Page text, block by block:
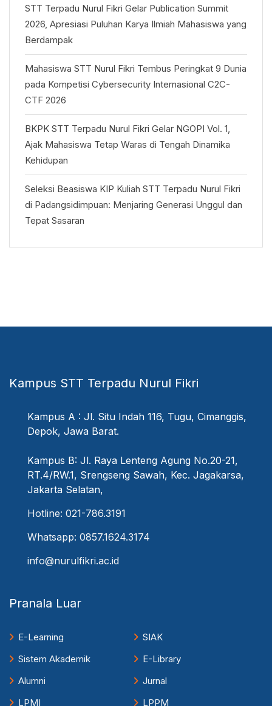
STT Terpadu Nurul Fikri Gelar Publication Summit
2026, Apresiasi Puluhan Karya Ilmiah Mahasiswa yang
Berdampak
Mahasiswa STT Nurul Fikri Tembus Peringkat 9 Dunia
pada Kompetisi Cybersecurity Internasional C2C-
CTF 2026
BKPK STT Terpadu Nurul Fikri Gelar NGOPI Vol. 1,
Ajak Mahasiswa Tetap Waras di Tengah Dinamika
Kehidupan
Seleksi Beasiswa KIP Kuliah STT Terpadu Nurul Fikri
di Padangsidimpuan: Menjaring Generasi Unggul dan
Tepat Sasaran
Kampus STT Terpadu Nurul Fikri
Kampus A : Jl. Situ Indah 116, Tugu, Cimanggis,
Depok, Jawa Barat.
Kampus B: Jl. Raya Lenteng Agung No.20-21,
RT.4/RW.1, Srengseng Sawah, Kec. Jagakarsa,
Jakarta Selatan,
Hotline: 021-786.3191
Whatsapp: 0857.1624.3174
info@nurulfikri.ac.id
Pranala Luar
E-Learning
SIAK
Sistem Akademik
E-Library
Alumni
Jurnal
LPMI
LPPM